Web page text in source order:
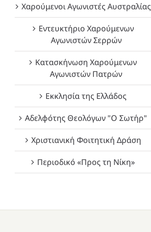
Χαρούμενοι Αγωνιστές Αυστραλίας
Εντευκτήριο Χαρούμενων
Αγωνιστών Σερρών
Κατασκήνωση Χαρούμενων
Αγωνιστών Πατρών
Εκκλησία της Ελλάδος
Αδελφότης Θεολόγων "Ο Σωτήρ"
Χριστιανική Φοιτητική Δράση
Περιοδικό «Προς τη Νίκη»